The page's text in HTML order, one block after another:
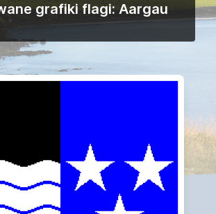
grafiki flagi: Aargau